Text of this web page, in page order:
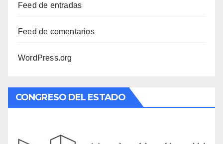
Feed de entradas
Feed de comentarios
WordPress.org
CONGRESO DEL ESTADO